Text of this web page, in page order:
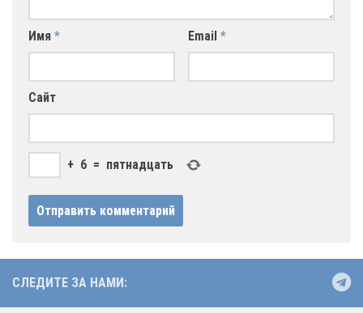
Имя * Email *
Сайт
+ 6 = пятнадцать
СЛЕДИТЕ ЗА НАМИ: